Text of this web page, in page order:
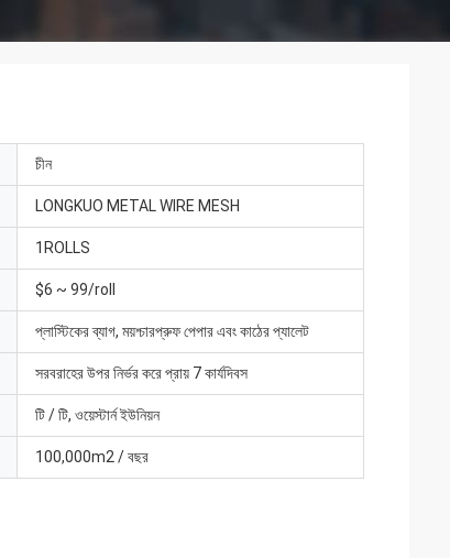
চীন
LONGKUO METAL WIRE MESH
1ROLLS
$6 ~ 99/roll
প্লাস্টিকের ব্যাগ, ময়শ্চারপ্রুফ পেপার এবং কাঠের প্যালেট
সরবরাহের উপর নির্ভর করে প্রায় 7 কার্যদিবস
টি / টি, ওয়েস্টার্ন ইউনিয়ন
100,000m2 / বছর